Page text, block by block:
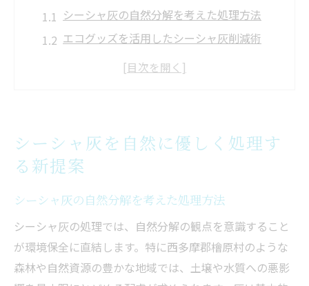
シーシャ灰の自然分解を考えた処理方法
エコグッズを活用したシーシャ灰削減術
シーシャ灰処理で地域資源を有効活用する
灰処理に悩む方へ環境配慮のシーシャ活用法
シーシャ灰の分別が環境に与える影響
エコ製品でシーシャ灰を減らす実践方法
シーシャ灰を減らしてごみ処理を楽にする
コツ
環境意識を高めるシーシャ灰の適切な排出
シーシャ灰を自然に優しく処理す
る新提案
シーシャ灰の自然分解を考えた処理方法
シーシャ灰の処理では、自然分解の観点を意識すること
が環境保全に直結します。特に西多摩郡檜原村のような
森林や自然資源の豊かな地域では、土壌や水質への悪影